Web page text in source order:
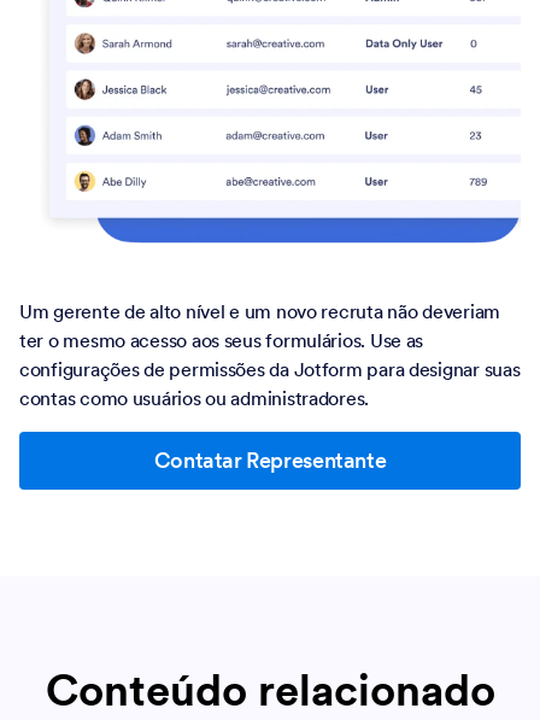
Um gerente de alto nível e um novo recruta não deveriam
ter o mesmo acesso aos seus formulários. Use as
configurações de permissões da Jotform para designar suas
contas como usuários ou administradores.
Contatar Representante
Conteúdo relacionado